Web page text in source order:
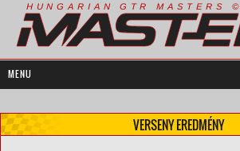
H U N G A R I A N G T R M A S T E R S ©
VERSENY EREDMÉNY